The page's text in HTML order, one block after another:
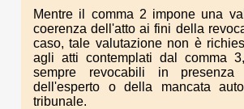
Mentre il comma 2 impone una
coerenza dell'atto ai fini della
caso, tale valutazione non è
agli atti contemplati dal comma
sempre revocabili in presenza
dell'esperto o della mancata
tribunale.